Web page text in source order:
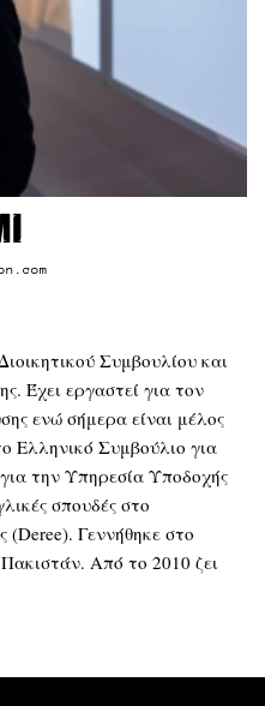
Συμβουλίου και
Έχει εργαστεί για τον
ενώ σήμερα είναι μέλος
Ελληνικό Συμβούλιο για
την Υπηρεσία Υποδοχής
σπουδές στο
Γεννήθηκε στο
Από το 2010 ζει